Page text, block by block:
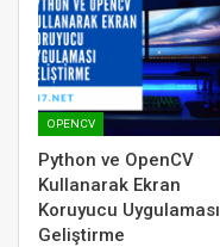
OPENCV
Python ve OpenCV
Kullanarak Ekran
Koruyucu Uygulaması
Geliştirme